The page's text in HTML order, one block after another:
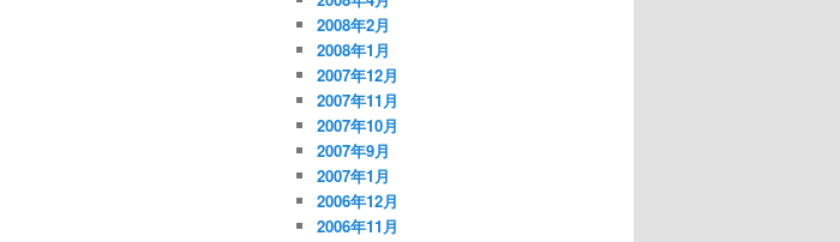
2008年2月
2008年1月
2007年12月
2007年11月
2007年10月
2007年9月
2007年1月
2006年12月
2006年11月